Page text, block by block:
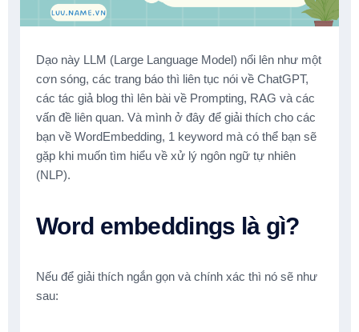
Dạo này LLM (Large Language Model) nổi lên như một
cơn sóng, các trang báo thì liên tục nói về ChatGPT,
các tác giả blog thì lên bài về Prompting, RAG và các
vấn đề liên quan. Và mình ở đây để giải thích cho các
bạn về WordEmbedding, 1 keyword mà có thể bạn sẽ
gặp khi muốn tìm hiểu về xử lý ngôn ngữ tự nhiên
(NLP).
Word embeddings là gì?
Nếu để giải thích ngắn gọn và chính xác thì nó sẽ như
sau: